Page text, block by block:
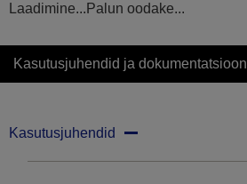
Laadimine...Palun oodake...
Kasutusjuhendid ja dokumentatsioon
Kasutusjuhendid